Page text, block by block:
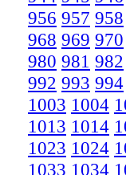
956 957 958
968 969 970
980 981 982
992 993 994
1003 1004
1013 1014
1023 1024
1033 1034